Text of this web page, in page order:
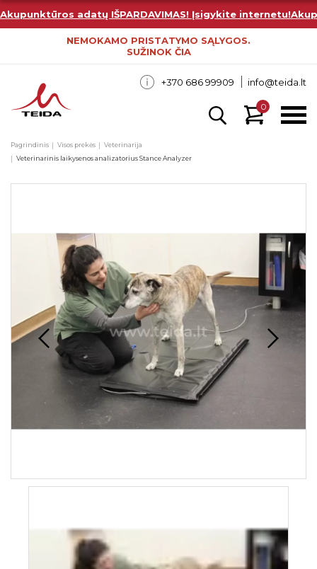
Akupunktūros adatų IŠPARDAVIMAS! Įsigykite internetu!
NEMOKAMO PRISTATYMO SĄLYGOS.
SUŽINOK ČIA
0
+370 686 99909 info@teida.lt
Pagrindinis Visos prekės
Veterinarija
Veterinarinis laikysenos analizatorius Stance Analyzer